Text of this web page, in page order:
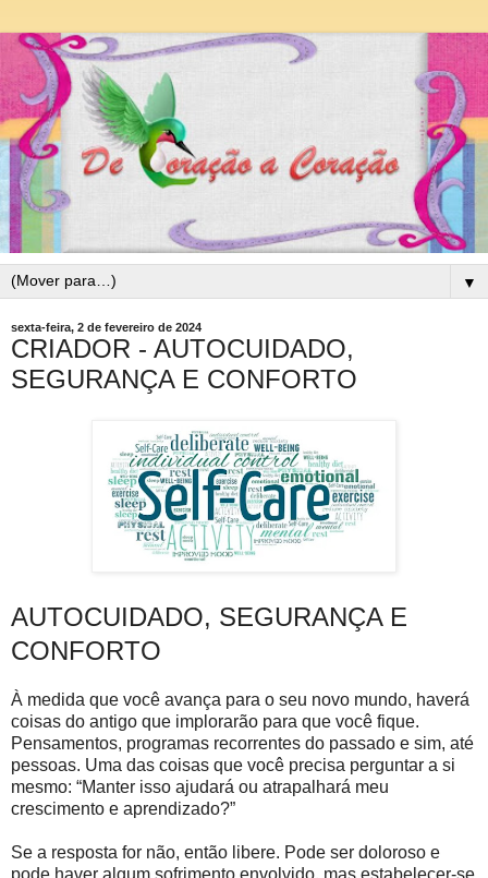
▼
sexta-feira, 2 de fevereiro de 2024
CRIADOR - AUTOCUIDADO,
SEGURANÇA E CONFORTO
AUTOCUIDADO, SEGURANÇA E
CONFORTO
À medida que você avança para o seu novo mundo, haverá
coisas do antigo que implorarão para que você fique.
Pensamentos, programas recorrentes do passado e sim, até
pessoas. Uma das coisas que você precisa perguntar a si
mesmo: “Manter isso ajudará ou atrapalhará meu
crescimento e aprendizado?”
Se a resposta for não, então libere. Pode ser doloroso e